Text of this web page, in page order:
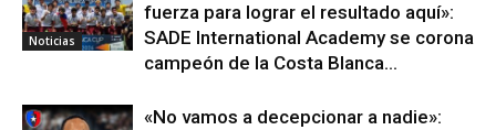
Noticias
fuerza para lograr el resultado aquí»:
SADE International Academy se corona
campeón de la Costa Blanca...
«No vamos a decepcionar a nadie»: